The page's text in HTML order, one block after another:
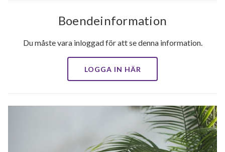
Boendeinformation
Du måste vara inloggad för att se denna information.
LOGGA IN HÄR